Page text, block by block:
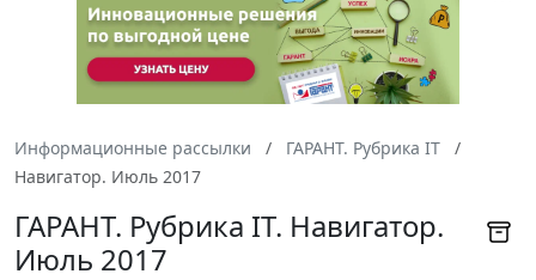
Информационные рассылки
ГАРАНТ. Рубрика IT
Навигатор. Июль 2017
ГАРАНТ. Рубрика IT. Навигатор.
Июль 2017